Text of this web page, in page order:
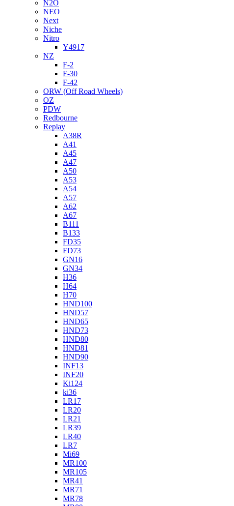
N2O
NEO
Next
Niche
Nitro
Y4917
NZ
F-2
F-30
F-42
ORW (Off Road Wheels)
OZ
PDW
Redbourne
Replay
A38R
A41
A45
A47
A50
A53
A54
A57
A62
A67
B111
B133
FD35
FD73
GN16
GN34
H36
H64
H70
HND100
HND57
HND65
HND73
HND80
HND81
HND90
INF13
INF20
Ki124
ki36
LR17
LR20
LR21
LR39
LR40
LR7
Mi69
MR100
MR105
MR41
MR71
MR78